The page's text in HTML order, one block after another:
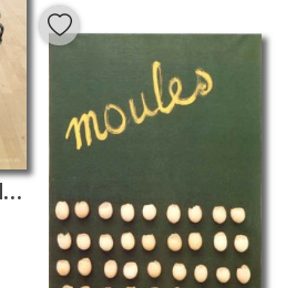
Großen Topf mit Muscheln